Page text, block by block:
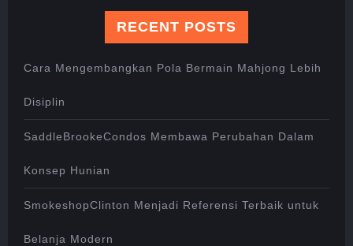
RECENT POSTS
Cara Mengembangkan Pola Bermain Mahjong Lebih
Disiplin
SaddleBrookeCondos Membawa Perubahan Dalam
Konsep Hunian
SmokeshopClinton Menjadi Referensi Terbaik untuk
Belanja Modern